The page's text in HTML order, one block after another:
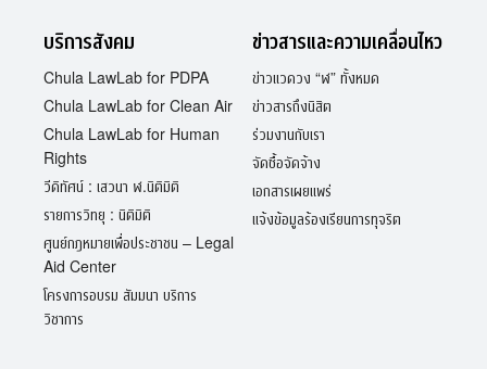
บริการสังคม
Chula LawLab for PDPA
Chula LawLab for Clean Air
Chula LawLab for Human
Rights
วีดิทัศน์ : เสวนา ฬ.นิติมิติ
รายการวิทยุ : นิติมิติ
ศูนย์กฎหมายเพื่อประชาชน – Legal
Aid Center
โครงการอบรม สัมมนา บริการ
วิชาการ
ข่าวสารและความเคลื่อนไหว
ข่าวแวดวง “ฬ” ทั้งหมด
ข่าวสารถึงนิสิต
ร่วมงานกับเรา
จัดซื้อจัดจ้าง
เอกสารเผยแพร่
แจ้งข้อมูลร้องเรียนการทุจริต